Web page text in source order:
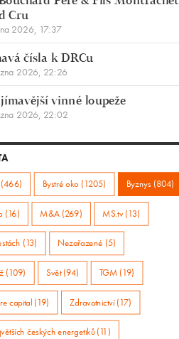
Cru
2026, 17:37
čísla k DRCu
2026, 22:26
vinné loupeže
2026, 22:02
Bystré oko (1205) Byznys (804)
(16) M&A (269) MS.tv (13)
(13) Nezařazené (5)
(109) Svět (94) TGM (19)
capital (19) Zdravotnictví (17)
českých energetiků (11)